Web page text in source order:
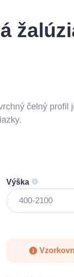
čelný profil
Výška